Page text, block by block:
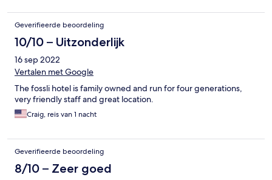
Geverifieerde beoordeling
10/10 – Uitzonderlijk
16 sep 2022
Vertalen met Google
The fossli hotel is family owned and run for four generations,
very friendly staff and great location.
Craig, reis van 1 nacht
Geverifieerde beoordeling
8/10 – Zeer goed